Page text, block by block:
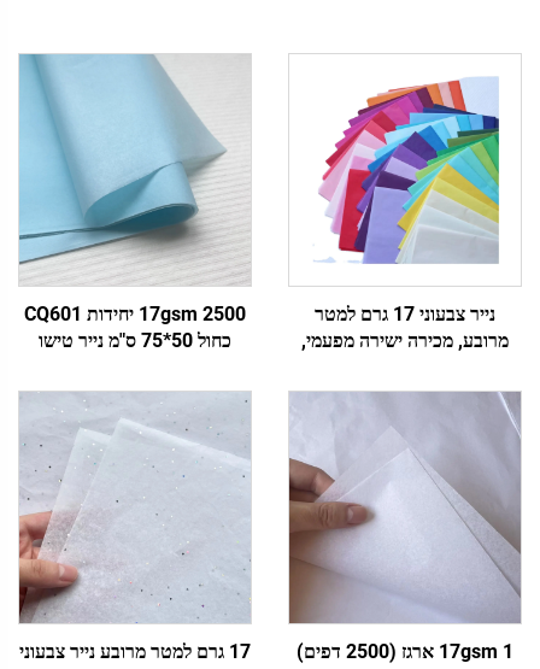
נייר צבעוני 17 גרם למטר
מרובע, מכירה ישירה מפעמי,
לצבעים, נעליים, מתנות, פרחים,
נייר טישו
17gsm 2500 יחידות CQ601
כחול 50*75 ס"מ נייר טישו
אישית, מפעל ישיר למזון פירות
17gsm 1 ארגז (2500 דפים)
17 גרם למטר מרובע נייר צבעוני